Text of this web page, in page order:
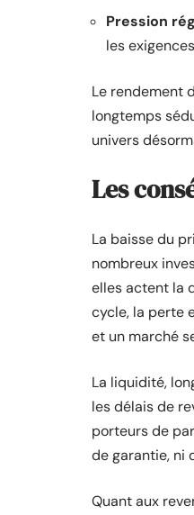
Pression
les
Le rendement
longtemps
univers
Les
La baisse du
nombreux
elles actent la
cycle, la perte
et un marché
La liquidité,
les délais de
porteurs de
de garantie, ni
Quant aux